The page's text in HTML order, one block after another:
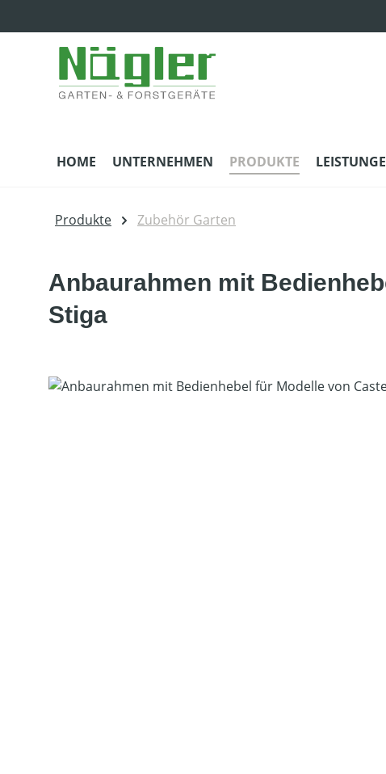
HOME UNTERNEHMEN PRODUKTE
Produkte Zubehör Garten
Anbaurahmen mit
Stiga
Bildergalerie überspringen